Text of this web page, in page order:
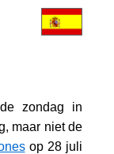
zondag in
maar niet de
op 28 juli